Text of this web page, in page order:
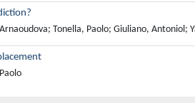
Tonella, Paolo; Giuliano, Antoniol;